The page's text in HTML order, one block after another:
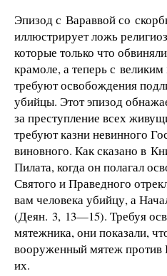
Эпизод с Вараввой со
иллюстрирует ложь
которые только что
крамоле, а теперь с
требуют освобождения
убийцы. Этот эпизод
за преступление всех
требуют казни невинного
виновного. Как сказано в
Пилата, когда он полагал
Святого и Праведного
вам человека убийцу, а
(Деян. 3, 13—15). Требуя
мятежника, они показали,
вооруженный мятеж против
их.